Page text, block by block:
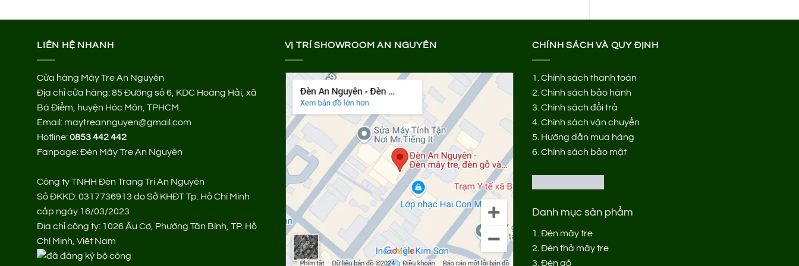
LIÊN HỆ NHANH
Cửa hàng Mây Tre An Nguyên
Địa chỉ cửa hàng:85 Đường số 6, KDC Hoàng Hải, xã
Bà Điểm, huyện Hóc Môn, TPHCM.
Email: maytreannguyen@gmail.com
Hotline:0853 442 442
Fanpage:Đèn Mây Tre An Nguyên
Công ty TNHH Đèn Trang Trí An Nguyên
Số ĐKKD: 0317736913 do Sở KHĐT Tp. Hồ Chí Minh
cấp ngày 16/03/2023
Địa chỉ công ty: 1026 Âu Cơ, Phường Tân Bình, TP. Hồ
Chí Minh, Việt Nam
VỊ TRÍ SHOWROOM AN NGUYÊN CHÍNH SÁCH VÀ QUY ĐỊNH
1.Chính sách thanh toán
2.Chính sách bảo hành
3.Chính sách đổi trả
4.Chính sách vận chuyển
5. Hướng dẫn mua hàng
6.Chính sách bảo mật
Danh mục sản phẩm
1.Đèn mây tre
2.Đèn thả mây tre
3.Đèn gỗ